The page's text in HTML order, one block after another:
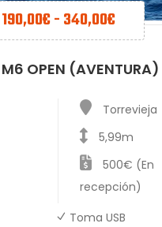
190,00€-340,00€
OPEN (AVENTURA)
Torrevieja
5,99m
500€ (En
recepción)
Toma USB